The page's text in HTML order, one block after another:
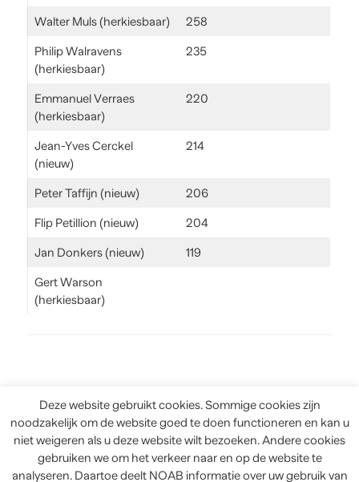
Walter Muls (herkiesbaar) 258
Philip Walravens
(herkiesbaar)
235
Emmanuel Verraes
(herkiesbaar)
220
Jean-Yves Cerckel
(nieuw)
214
Peter Taffijn (nieuw) 206
Flip Petillion (nieuw) 204
Jan Donkers (nieuw) 119
Gert Warson
(herkiesbaar)
Heeft behaald en is niet verkozen:
Marc Smout (nieuw) 134
Deze website gebruikt cookies. Sommige cookies zijn
noodzakelijk om de website goed te doen functioneren en kan u
niet weigeren als u deze website wilt bezoeken. Andere cookies
gebruiken we om het verkeer naar en op de website te
analyseren. Daartoe deelt NOAB informatie over uw gebruik van